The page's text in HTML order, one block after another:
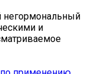
негормональный
и